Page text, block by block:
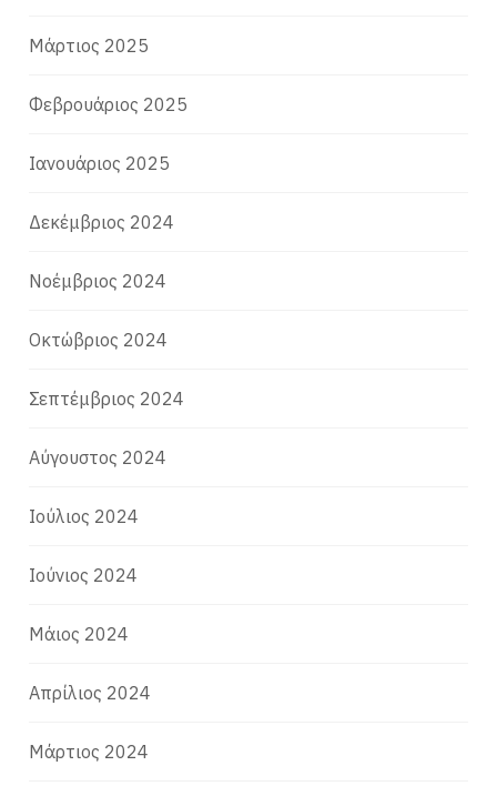
Μάρτιος 2025
Φεβρουάριος 2025
Ιανουάριος 2025
Δεκέμβριος 2024
Νοέμβριος 2024
Οκτώβριος 2024
Σεπτέμβριος 2024
Αύγουστος 2024
Ιούλιος 2024
Ιούνιος 2024
Μάιος 2024
Απρίλιος 2024
Μάρτιος 2024